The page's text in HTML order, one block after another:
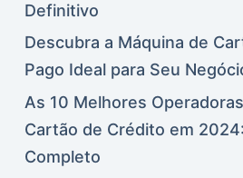
Definitivo
Descubra a Máquina de
Pago Ideal para Seu
As 10 Melhores
Cartão de Crédito em
Completo